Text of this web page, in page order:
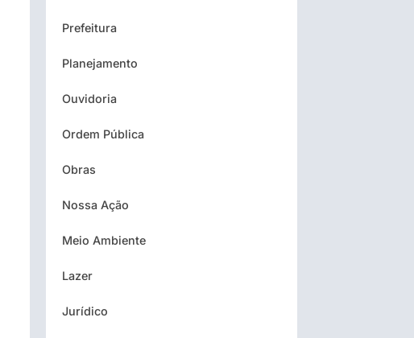
Prefeitura
Planejamento
Ouvidoria
Ordem Pública
Obras
Nossa Ação
Meio Ambiente
Lazer
Jurídico